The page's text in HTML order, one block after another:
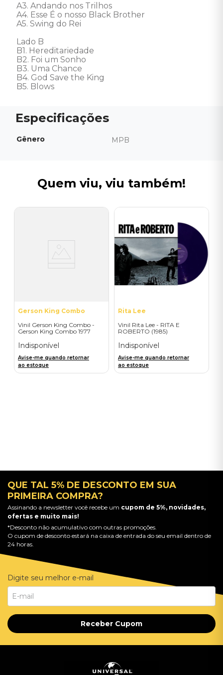
A3. Andando nos Trilhos
A4. Esse É o nosso Black Brother
A5. Swing do Rei
Lado B
B1. Hereditariedade
B2. Foi um Sonho
B3. Uma Chance
B4. God Save the King
B5. Blows
Gênero MPB
Quem viu, viu também!
Gerson King Combo
Vinil Gerson King Combo -
Gerson King Combo 1977
Indisponível
Avise-me quando retornar
ao estoque
Rita Lee
Vinil Rita Lee - RITA E
ROBERTO (1985)
Indisponível
Avise-me quando retornar
ao estoque
QUE TAL 5% DE DESCONTO EM SUA
PRIMEIRA COMPRA?
Assinando a newsletter você recebe um cupom de 5%, novidades,
ofertas e muito mais!
*Desconto não acumulativo com outras promoções.
O cupom de desconto estará na caixa de entrada do seu email dentro de
24 horas.
Digite seu melhor e-mail
Receber Cupom